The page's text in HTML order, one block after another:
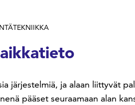
järjestelmiä, ja alaan liittyvät
pääset seuraamaan alan